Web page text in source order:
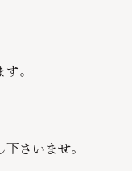
。
さいませ。